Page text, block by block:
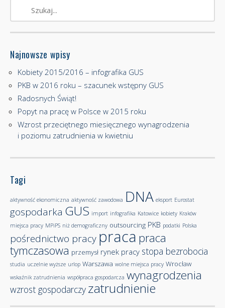
Najnowsze wpisy
Kobiety 2015/2016 – infografika GUS
PKB w 2016 roku – szacunek wstępny GUS
Radosnych Świąt!
Popyt na pracę w Polsce w 2015 roku
Wzrost przeciętnego miesięcznego wynagrodzenia
i poziomu zatrudnienia w kwietniu
Tagi
aktywność ekonomiczna aktywność zawodowa DNA eksport Eurostat
gospodarka GUS import infografika Katowice kobiety Kraków
miejsca pracy MPiPS niż demograficzny outsourcing PKB podatki Polska
pośrednictwo pracy praca praca
tymczasowa przemysł rynek pracy stopa bezrobocia
studia uczelnie wyższe urlop Warszawa wolne miejsca pracy Wrocław
wskaźnik zatrudnienia współpraca gospodarcza wynagrodzenia
wzrost gospodarczy zatrudnienie